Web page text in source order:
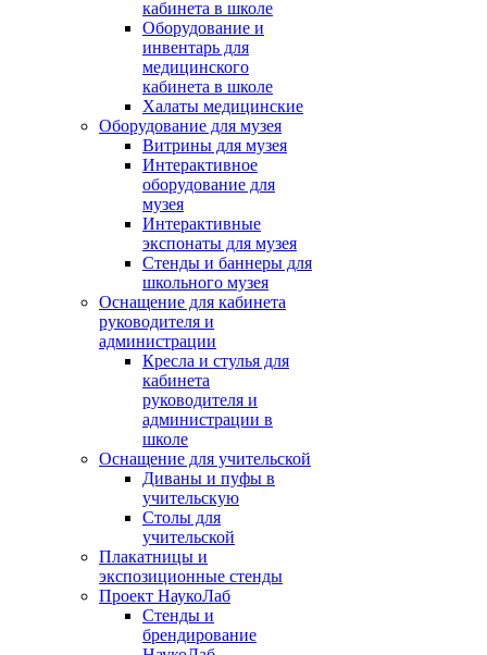
кабинета в школе
Оборудование и
инвентарь для
медицинского
кабинета в школе
Халаты медицинские
Оборудование для музея
Витрины для музея
Интерактивное
оборудование для
музея
Интерактивные
экспонаты для музея
Стенды и баннеры для
школьного музея
Оснащение для кабинета
руководителя и
администрации
Кресла и стулья для
кабинета
руководителя и
администрации в
школе
Оснащение для учительской
Диваны и пуфы в
учительскую
Столы для
учительской
Плакатницы и
экспозиционные стенды
Проект НаукоЛаб
Стенды и
брендирование